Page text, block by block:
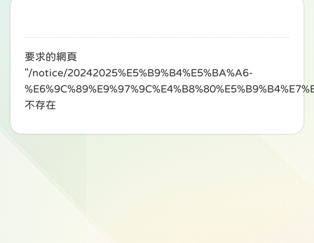
要求的網頁
"/notice/20242025%E5%B9%B4%E5%BA%A6-
不存在